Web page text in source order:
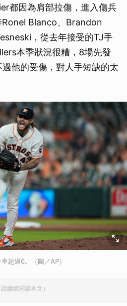
都因為肩部拉傷，進入傷兵
Ronel Blanco、Brandon
，從去年接受的TJ手
本季狀況很糟，8場先發
他的受傷，對人手短缺的太
超過6。（圖／AP）
繼續閱讀本文）